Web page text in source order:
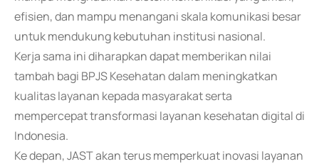
efisien, dan mampu menangani skala komunikasi besar
untuk mendukung kebutuhan institusi nasional.
Kerja sama ini diharapkan dapat memberikan nilai
tambah bagi BPJS Kesehatan dalam meningkatkan
kualitas layanan kepada masyarakat serta
mempercepat transformasi layanan kesehatan digital di
Indonesia.
Ke depan, JAST akan terus memperkuat inovasi layanan